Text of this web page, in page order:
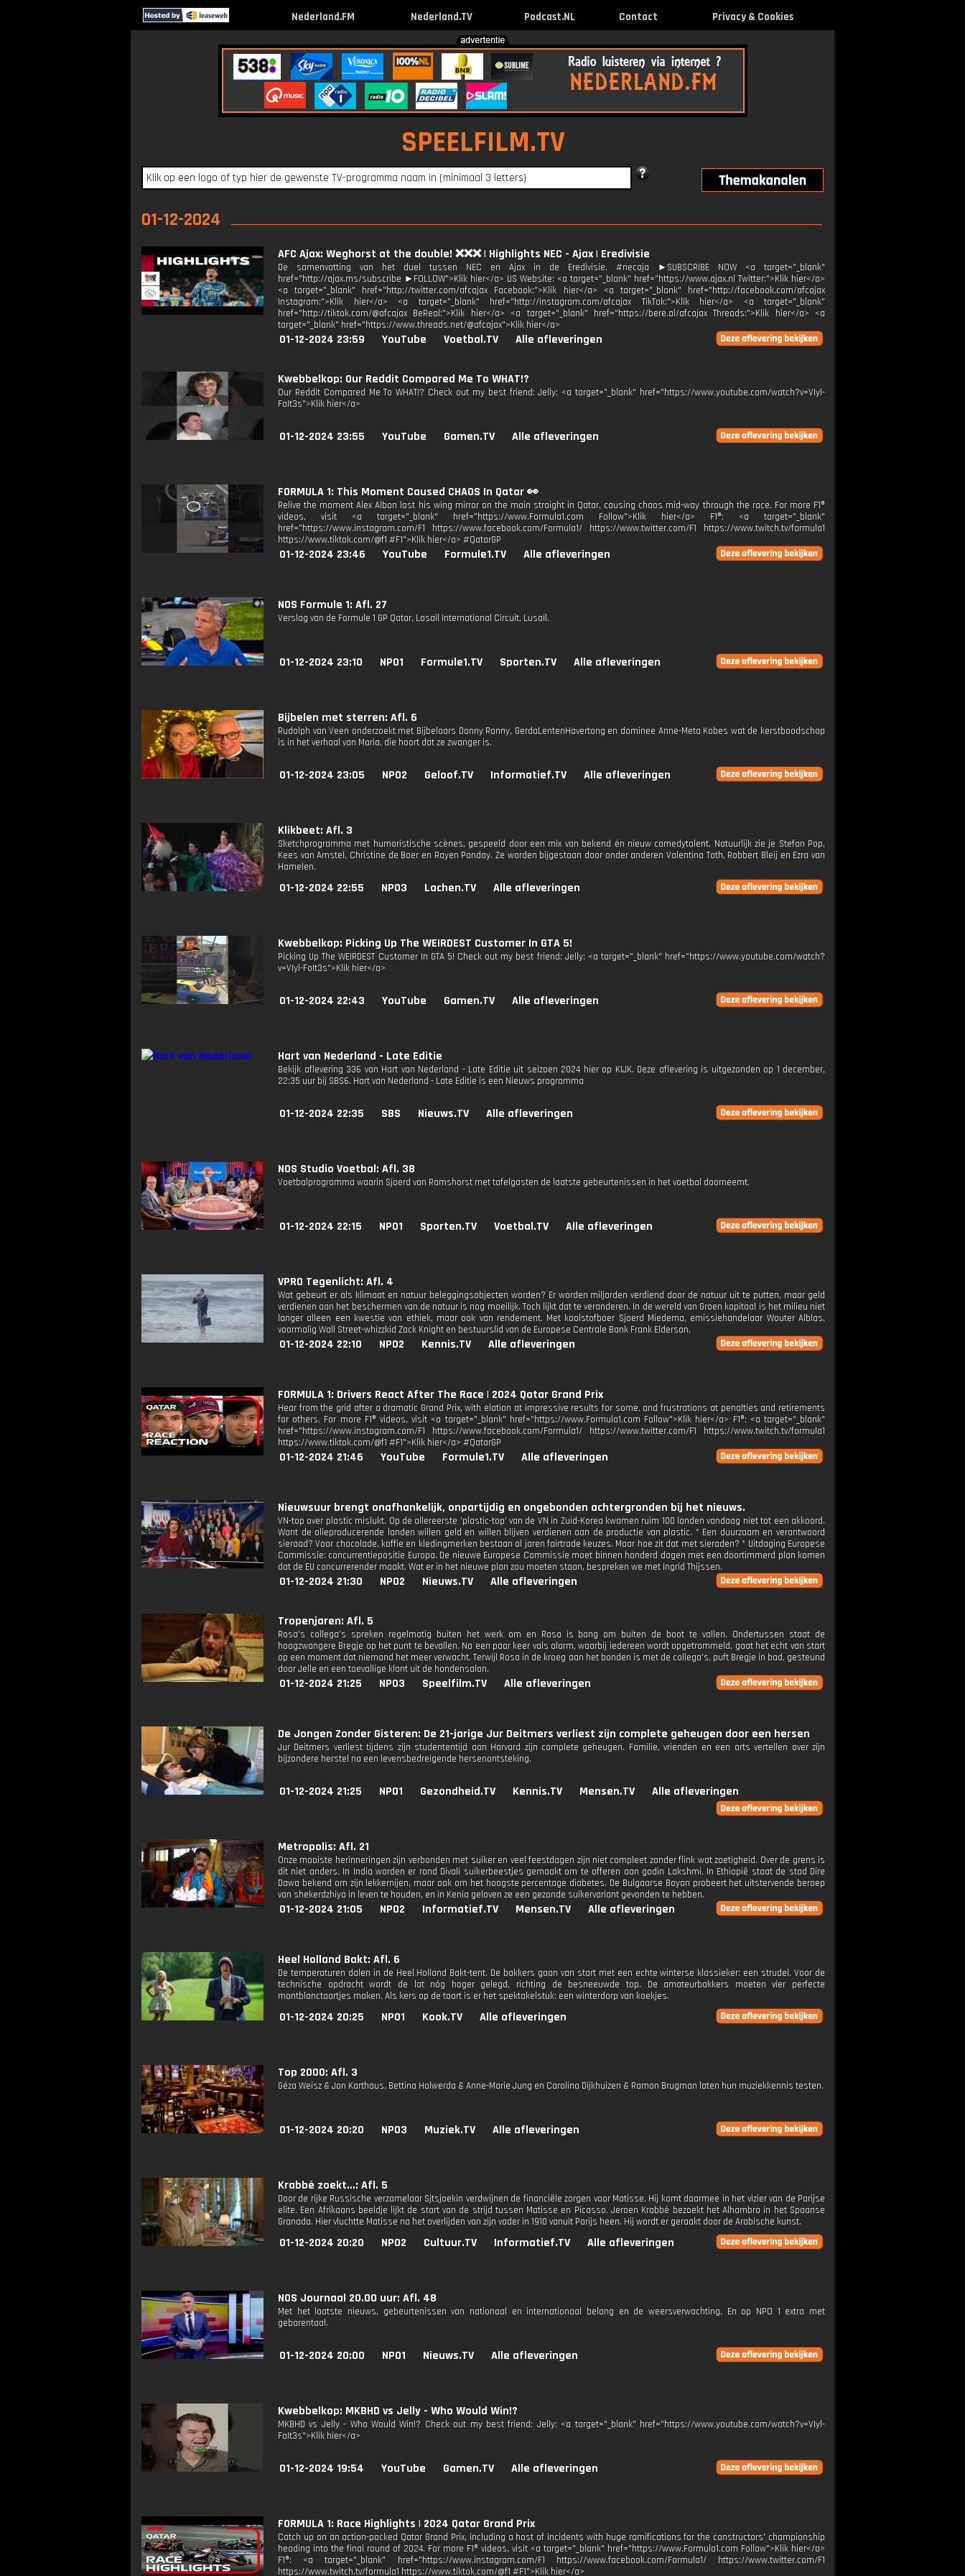
Nederland.FM Nederland.TV Podcast.NL Contact Privacy & Cookies
SPEELFILM.TV
01-12-2024
AFC Ajax: Weghorst at the double! ❌❌❌ | Highlights NEC - Ajax | Eredivisie
De samenvatting van het duel tussen NEC en Ajax in de Eredivisie. #necaja ►SUBSCRIBE NOW <a target="_blank"
href="http://ajax.ms/subscribe ►FOLLOW">Klik hier</a> US Website: <a target="_blank" href="https://www.ajax.nl Twitter:">Klik hier</a>
<a target="_blank" href="http://twitter.com/afcajax Facebook:">Klik hier</a> <a target="_blank" href="http://facebook.com/afcajax
Instagram:">Klik hier</a> <a target="_blank" href="http://instagram.com/afcajax TikTok:">Klik hier</a> <a target="_blank"
href="http://tiktok.com/@afcajax BeReal:">Klik hier</a> <a target="_blank" href="https://bere.al/afcajax Threads:">Klik hier</a> <a
target="_blank" href="https://www.threads.net/@afcajax">Klik hier</a>
01-12-2024 23:59 YouTube Voetbal.TV Alle afleveringen
Kwebbelkop: Our Reddit Compared Me To WHAT!?
Our Reddit Compared Me To WHAT!? Check out my best friend: Jelly: <a target="_blank" href="https://www.youtube.com/watch?v=VIyl-
FoIt3s">Klik hier</a>
01-12-2024 23:55 YouTube Gamen.TV Alle afleveringen
FORMULA 1: This Moment Caused CHAOS In Qatar 👀
Relive the moment Alex Albon lost his wing mirror on the main straight in Qatar, causing chaos mid-way through the race. For more F1®
videos, visit <a target="_blank" href="https://www.Formula1.com Follow">Klik hier</a> F1®: <a target="_blank"
href="https://www.instagram.com/F1 https://www.facebook.com/Formula1/ https://www.twitter.com/F1 https://www.twitch.tv/formula1
https://www.tiktok.com/@f1 #F1">Klik hier</a> #QatarGP
01-12-2024 23:46 YouTube Formule1.TV Alle afleveringen
NOS Formule 1: Afl. 27
Verslag van de Formule 1 GP Qatar, Losail International Circuit, Lusail.
01-12-2024 23:10 NPO1 Formule1.TV Sporten.TV Alle afleveringen
Bijbelen met sterren: Afl. 6
Rudolph van Veen onderzoekt met Bijbelaars Donny Ronny, GerdaLentenHavertong en dominee Anne-Meta Kobes wat de kerstboodschap
is in het verhaal van Maria, die hoort dat ze zwanger is.
01-12-2024 23:05 NPO2 Geloof.TV Informatief.TV Alle afleveringen
Klikbeet: Afl. 3
Sketchprogramma met humoristische scènes, gespeeld door een mix van bekend én nieuw comedytalent. Natuurlijk zie je Stefan Pop,
Kees van Amstel, Christine de Boer en Rayen Panday. Ze worden bijgestaan door onder anderen Valentina Toth, Robbert Bleij en Ezra van
Hamelen.
01-12-2024 22:55 NPO3 Lachen.TV Alle afleveringen
Kwebbelkop: Picking Up The WEIRDEST Customer In GTA 5!
Picking Up The WEIRDEST Customer In GTA 5! Check out my best friend: Jelly: <a target="_blank" href="https://www.youtube.com/watch?
v=VIyl-FoIt3s">Klik hier</a>
01-12-2024 22:43 YouTube Gamen.TV Alle afleveringen
Hart van Nederland - Late Editie
Bekijk aflevering 336 van Hart van Nederland - Late Editie uit seizoen 2024 hier op KIJK. Deze aflevering is uitgezonden op 1 december,
22:35 uur bij SBS6. Hart van Nederland - Late Editie is een Nieuws programma
01-12-2024 22:35 SBS Nieuws.TV Alle afleveringen
NOS Studio Voetbal: Afl. 38
Voetbalprogramma waarin Sjoerd van Ramshorst met tafelgasten de laatste gebeurtenissen in het voetbal doorneemt.
01-12-2024 22:15 NPO1 Sporten.TV Voetbal.TV Alle afleveringen
VPRO Tegenlicht: Afl. 4
Wat gebeurt er als klimaat en natuur beleggingsobjecten worden? Er worden miljarden verdiend door de natuur uit te putten, maar geld
verdienen aan het beschermen van de natuur is nog moeilijk. Toch lijkt dat te veranderen. In de wereld van Groen kapitaal is het milieu niet
langer alleen een kwestie van ethiek, maar ook van rendement. Met koolstofboer Sjoerd Miedema, emissiehandelaar Wouter Alblas,
voormalig Wall Street-whizzkid Zack Knight en bestuurslid van de Europese Centrale Bank Frank Elderson.
01-12-2024 22:10 NPO2 Kennis.TV Alle afleveringen
FORMULA 1: Drivers React After The Race | 2024 Qatar Grand Prix
Hear from the grid after a dramatic Grand Prix, with elation at impressive results for some, and frustrations at penalties and retirements
for others. For more F1® videos, visit <a target="_blank" href="https://www.Formula1.com Follow">Klik hier</a> F1®: <a target="_blank"
href="https://www.instagram.com/F1 https://www.facebook.com/Formula1/ https://www.twitter.com/F1 https://www.twitch.tv/formula1
https://www.tiktok.com/@f1 #F1">Klik hier</a> #QatarGP
01-12-2024 21:46 YouTube Formule1.TV Alle afleveringen
Nieuwsuur brengt onafhankelijk, onpartijdig en ongebonden achtergronden bij het nieuws.
VN-top over plastic mislukt. Op de allereerste 'plastic-top' van de VN in Zuid-Korea kwamen ruim 100 landen vandaag niet tot een akkoord.
Want de olieproducerende landen willen geld en willen blijven verdienen aan de productie van plastic. * Een duurzaam en verantwoord
sieraad? Voor chocolade, koffie en kledingmerken bestaan al jaren fairtrade keuzes. Maar hoe zit dat met sieraden? * Uitdaging Europese
Commissie: concurrentiepositie Europa. De nieuwe Europese Commissie moet binnen honderd dagen met een doortimmerd plan komen
dat de EU concurrerender maakt. Wat er in het nieuwe plan zou moeten staan, bespreken we met Ingrid Thijssen.
01-12-2024 21:30 NPO2 Nieuws.TV Alle afleveringen
Tropenjaren: Afl. 5
Rosa's collega's spreken regelmatig buiten het werk om en Rosa is bang om buiten de boot te vallen. Ondertussen staat de
hoogzwangere Bregje op het punt te bevallen. Na een paar keer vals alarm, waarbij iedereen wordt opgetrommeld, gaat het echt van start
op een moment dat niemand het meer verwacht. Terwijl Rosa in de kroeg aan het bonden is met de collega's, puft Bregje in bad, gesteund
door Jelle en een toevallige klant uit de hondensalon.
01-12-2024 21:25 NPO3 Speelfilm.TV Alle afleveringen
De Jongen Zonder Gisteren: De 21-jarige Jur Deitmers verliest zijn complete geheugen door een hersen
Jur Deitmers verliest tijdens zijn studententijd aan Harvard zijn complete geheugen. Familie, vrienden en een arts vertellen over zijn
bijzondere herstel na een levensbedreigende hersenontsteking.
01-12-2024 21:25 NPO1 Gezondheid.TV Kennis.TV Mensen.TV Alle afleveringen
Metropolis: Afl. 21
Onze mooiste herinneringen zijn verbonden met suiker en veel feestdagen zijn niet compleet zonder flink wat zoetigheid. Over de grens is
dit niet anders. In India worden er rond Divali suikerbeestjes gemaakt om te offeren aan godin Lakshmi. In Ethiopië staat de stad Dire
Dawa bekend om zijn lekkernijen, maar ook om het hoogste percentage diabetes. De Bulgaarse Boyan probeert het uitstervende beroep
van shekerdzhiya in leven te houden, en in Kenia geloven ze een gezonde suikervariant gevonden te hebben.
01-12-2024 21:05 NPO2 Informatief.TV Mensen.TV Alle afleveringen
Heel Holland Bakt: Afl. 6
De temperaturen dalen in de Heel Holland Bakt-tent. De bakkers gaan van start met een echte winterse klassieker: een strudel. Voor de
technische opdracht wordt de lat nóg hoger gelegd, richting de besneeuwde top. De amateurbakkers moeten vier perfecte
montblanctaartjes maken. Als kers op de taart is er het spektakelstuk: een winterdorp van koekjes.
01-12-2024 20:25 NPO1 Kook.TV Alle afleveringen
Top 2000: Afl. 3
Géza Weisz & Jon Karthaus, Bettina Holwerda & Anne-Marie Jung en Carolina Dijkhuizen & Ramon Brugman laten hun muziekkennis testen.
01-12-2024 20:20 NPO3 Muziek.TV Alle afleveringen
Krabbé zoekt...: Afl. 5
Door de rijke Russische verzamelaar Sjtsjoekin verdwijnen de financiële zorgen voor Matisse. Hij komt daarmee in het vizier van de Parijse
elite. Een Afrikaans beeldje lijkt de start van de strijd tussen Matisse en Picasso. Jeroen Krabbé bezoekt het Alhambra in het Spaanse
Granada. Hier vluchtte Matisse na het overlijden van zijn vader in 1910 vanuit Parijs heen. Hij wordt er geraakt door de Arabische kunst.
01-12-2024 20:20 NPO2 Cultuur.TV Informatief.TV Alle afleveringen
NOS Journaal 20.00 uur: Afl. 48
Met het laatste nieuws, gebeurtenissen van nationaal en internationaal belang en de weersverwachting. En op NPO 1 extra met
gebarentaal.
01-12-2024 20:00 NPO1 Nieuws.TV Alle afleveringen
Kwebbelkop: MKBHD vs Jelly - Who Would Win!?
MKBHD vs Jelly - Who Would Win!? Check out my best friend: Jelly: <a target="_blank" href="https://www.youtube.com/watch?v=VIyl-
FoIt3s">Klik hier</a>
01-12-2024 19:54 YouTube Gamen.TV Alle afleveringen
FORMULA 1: Race Highlights | 2024 Qatar Grand Prix
Catch up on an action-packed Qatar Grand Prix, including a host of incidents with huge ramifications for the constructors' championship
heading into the final round of 2024. For more F1® videos, visit <a target="_blank" href="https://www.Formula1.com Follow">Klik hier</a>
F1®: <a target="_blank" href="https://www.instagram.com/F1 https://www.facebook.com/Formula1/ https://www.twitter.com/F1
https://www.twitch.tv/formula1 https://www.tiktok.com/@f1 #F1">Klik hier</a>